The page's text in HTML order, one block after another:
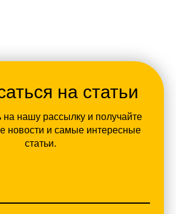
на статьи
нашу рассылку и получайте
новости и самые интересные
статьи.